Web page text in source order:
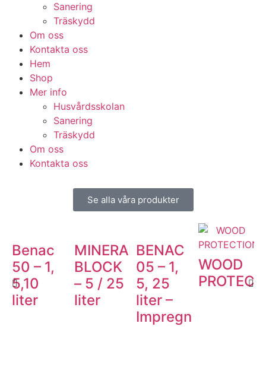
Sanering
Träskydd
Om oss
Kontakta oss
Hem
Shop
Mer info
Husvårdsskolan
Sanering
Träskydd
Om oss
Kontakta oss
Se alla våra produkter
Benac
50 – 1,
5,10
liter
MINERAL
BLOCK
– 5 / 25
liter
BENAC
05 – 1,
5, 25
liter –
Impregnum
WOOD